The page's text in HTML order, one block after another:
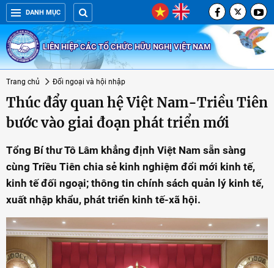
DANH MỤC
LIÊN HIỆP CÁC TỔ CHỨC HỮU NGHỊ VIỆT NAM
Trang chủ Đối ngoại và hội nhập
Thúc đẩy quan hệ Việt Nam-Triều Tiên
bước vào giai đoạn phát triển mới
Tổng Bí thư Tô Lâm khẳng định Việt Nam sẵn sàng
cùng Triều Tiên chia sẻ kinh nghiệm đổi mới kinh tế,
kinh tế đối ngoại; thông tin chính sách quản lý kinh tế,
xuất nhập khẩu, phát triển kinh tế-xã hội.